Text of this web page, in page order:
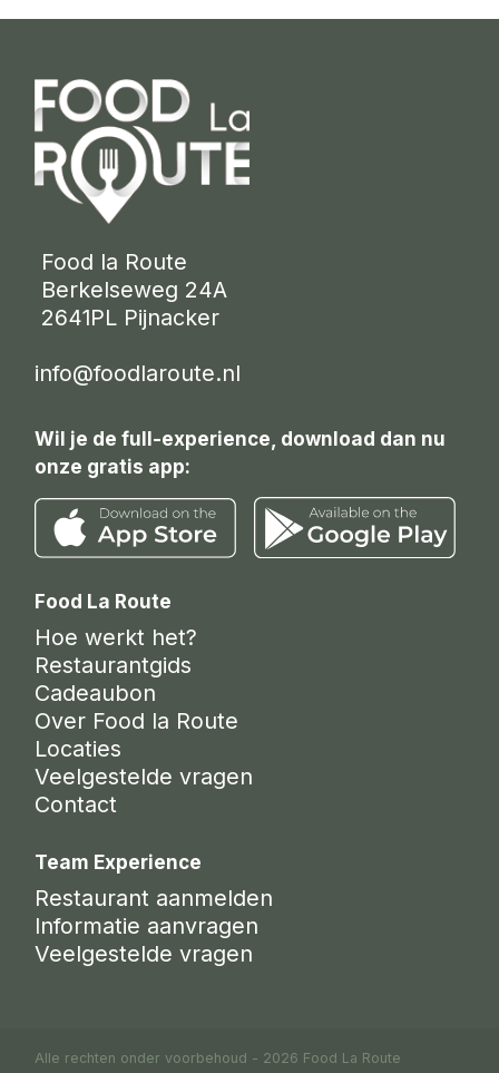
Food la Route
Berkelseweg 24A
2641PL Pijnacker
info@foodlaroute.nl
Wil je de full-experience, download dan nu
onze gratis app:
Food La Route
Hoe werkt het?
Restaurantgids
Cadeaubon
Over Food la Route
Locaties
Veelgestelde vragen
Contact
Team Experience
Restaurant aanmelden
Informatie aanvragen
Veelgestelde vragen
Alle rechten onder voorbehoud - 2026 Food La Route